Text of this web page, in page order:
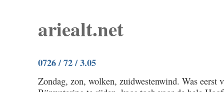
ariealt.net
0726 / 72 / 3.05
Zondag, zon, wolken, zuidwestenwind. Was eerst